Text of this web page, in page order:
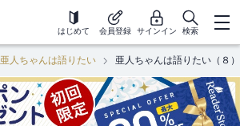
はじめて 会員登録 サインイン 検索
亜人ちゃんは語りたい 亜人ちゃんは語りたい（８）